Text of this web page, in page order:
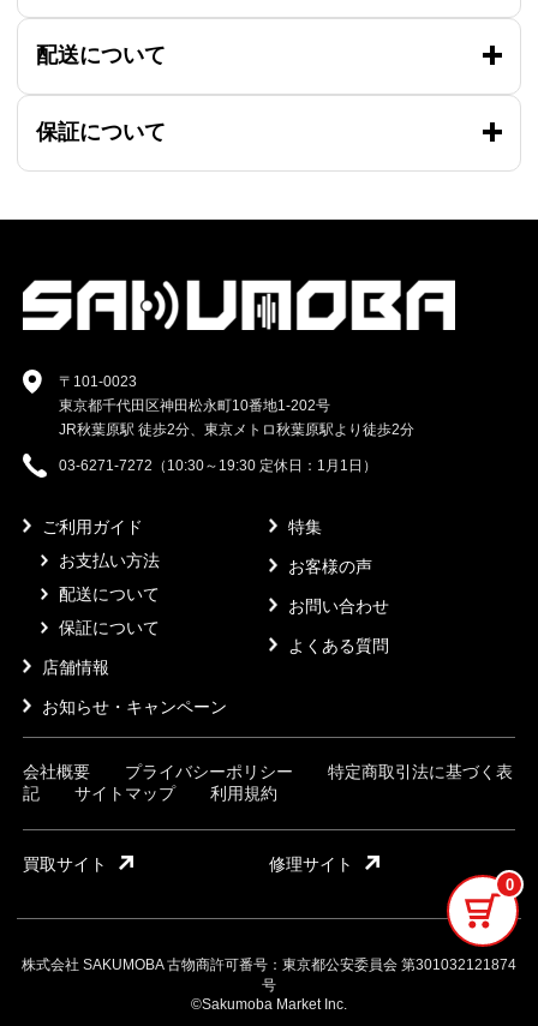
0
配送について
保証について
〒101-0023
東京都千代田区神田松永町10番地1-202号
JR秋葉原駅 徒歩2分、東京メトロ秋葉原駅より徒歩2分
03-6271-7272（10:30～19:30 定休日：1月1日）
ご利用ガイド
お支払い方法
配送について
保証について
店舗情報
お知らせ・キャンペーン
特集
お客様の声
お問い合わせ
よくある質問
会社概要 プライバシーポリシー
特定商取引法に基づく表
記
サイトマップ 利用規約
買取サイト 修理サイト
株式会社 SAKUMOBA 古物商許可番号：東京都公安委員会 第301032121874
号
©Sakumoba Market Inc.